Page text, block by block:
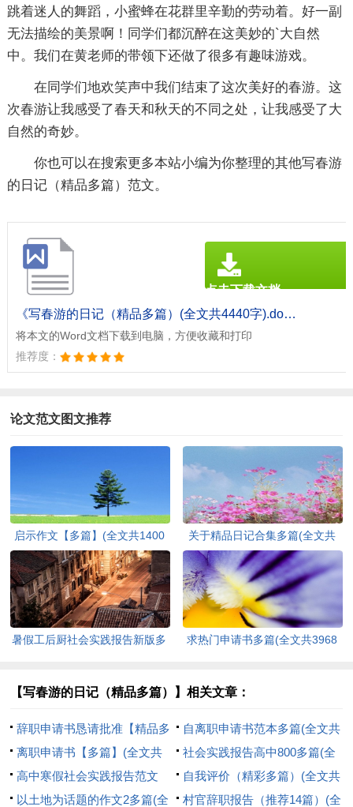
跳着迷人的舞蹈，小蜜蜂在花群里辛勤的劳动着。好一副
无法描绘的美景啊！同学们都沉醉在这美妙的`大自然
中。我们在黄老师的带领下还做了很多有趣味游戏。
在同学们地欢笑声中我们结束了这次美好的春游。这
次春游让我感受了春天和秋天的不同之处，让我感受了大
自然的奇妙。
你也可以在搜索更多本站小编为你整理的其他写春游
的日记（精品多篇）范文。
《写春游的日记（精品多篇）(全文共4440字).doc》
将本文的Word文档下载到电脑，方便收藏和打印
推荐度：
点击下载文档
文档为doc格式
论文范文图文推荐
启示作文【多篇】(全文共1400
字)
关于精品日记合集多篇(全文共
4526字)
暑假工后厨社会实践报告新版多
求热门申请书多篇(全文共3968
【写春游的日记（精品多篇）】相关文章：
辞职申请书恳请批准【精品多
篇】(全文共1993字)
自离职申请书范本多篇(全文共
4524字)
离职申请书【多篇】(全文共
3077字)
社会实践报告高中800多篇(全
文共5414字)
高中寒假社会实践报告范文
（精选26篇）(全文共32096字)
自我评价（精彩多篇）(全文共
1634字)
以土地为话题的作文2多篇(全 村官辞职报告（推荐14篇）(全